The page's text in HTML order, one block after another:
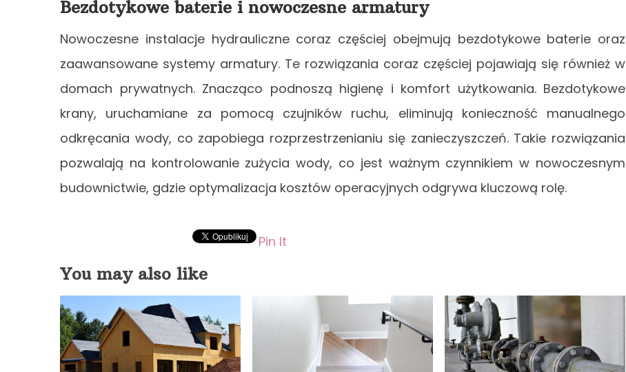
Bezdotykowe baterie i nowoczesne armatury
Nowoczesne instalacje hydrauliczne coraz częściej obejmują bezdotykowe baterie oraz
zaawansowane systemy armatury. Te rozwiązania coraz częściej pojawiają się również w
domach prywatnych. Znacząco podnoszą higienę i komfort użytkowania. Bezdotykowe
krany, uruchamiane za pomocą czujników ruchu, eliminują konieczność manualnego
odkręcania wody, co zapobiega rozprzestrzenianiu się zanieczyszczeń. Takie rozwiązania
pozwalają na kontrolowanie zużycia wody, co jest ważnym czynnikiem w nowoczesnym
budownictwie, gdzie optymalizacja kosztów operacyjnych odgrywa kluczową rolę.
Pin It
You may also like